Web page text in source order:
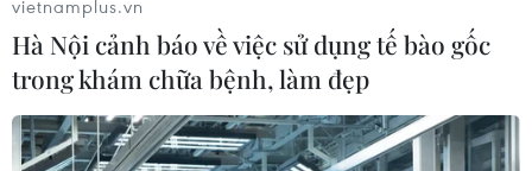
vietnamplus.vn
Hà Nội cảnh báo về việc sử dụng tế bào gốc
trong khám chữa bệnh, làm đẹp